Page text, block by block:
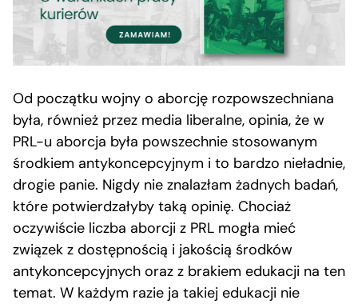
Od początku wojny o aborcję rozpowszechniana
była, również przez media liberalne, opinia, że w
PRL-u aborcja była powszechnie stosowanym
środkiem antykoncepcyjnym i to bardzo nieładnie,
drogie panie. Nigdy nie znalazłam żadnych badań,
które potwierdzałyby taką opinię. Chociaż
oczywiście liczba aborcji z PRL mogła mieć
związek z dostępnością i jakością środków
antykoncepcyjnych oraz z brakiem edukacji na ten
temat. W każdym razie ja takiej edukacji nie